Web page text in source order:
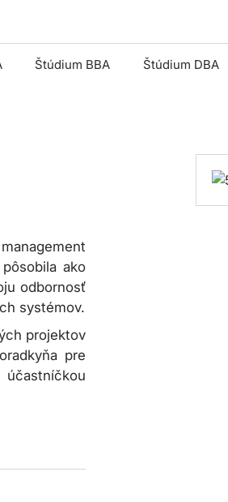
Štúdium BBA Štúdium DBA
ako
odbornosť
systémov.
projektov
pre